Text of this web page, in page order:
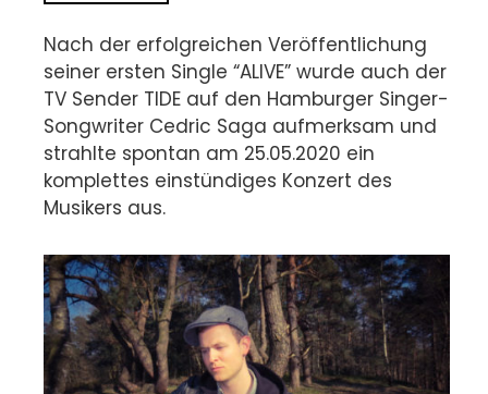
Nach der erfolgreichen Veröffentlichung
seiner ersten Single “ALIVE” wurde auch der
TV Sender TIDE auf den Hamburger Singer-
Songwriter Cedric Saga aufmerksam und
strahlte spontan am 25.05.2020 ein
komplettes einstündiges Konzert des
Musikers aus.